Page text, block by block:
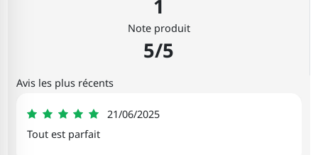
1
Note produit
5/5
Avis les plus récents
Patricia
21/06/2025
5
Tout est parfait